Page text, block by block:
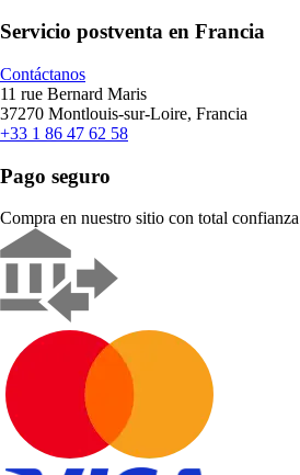
Servicio postventa en Francia
Contáctanos
11 rue Bernard Maris
37270 Montlouis-sur-Loire, Francia
+33 1 86 47 62 58
Pago seguro
Compra en nuestro sitio con total confianza